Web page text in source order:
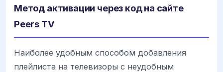
Метод активации через код на сайте
Peers TV
Наиболее удобным способом добавления
плейлиста на телевизоры с неудобным